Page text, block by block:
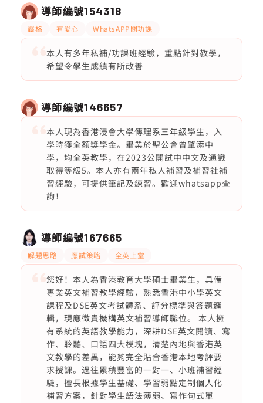
導師編號154318
嚴格 有愛心 WhatsAPP問功課
本人有多年私補/功課班經驗，重點針對教學，
希望令學生成績有所改善
導師編號146657
本人現為香港浸會大學傳理系三年級學生，入
學時獲全額獎學金。畢業於聖公會曾肇添中
學，均全英教學，在2023公開試中中文及通識
取得等級5。本人亦有兩年私人補習及補習社補
習經驗，可提供筆記及練習。歡迎whatsapp查
詢！
導師編號167665
解題思路 應試策略 全英上堂
您好！本人為香港教育大學碩士畢業生，具備
專業英文補習教學經驗，熟悉香港中小學英文
課程及DSE英文考試體系、評分標準與答題邏
輯，現應徵貴機構英文補習導師職位。 本人擁
有系統的英語教學能力，深耕DSE英文閱讀、寫
作、聆聽、口語四大模塊，清楚內地與香港英
文教學的差異，能夠完全貼合香港本地考評要
求授課。過往累積豐富的一對一、小班補習經
驗，擅長根據學生基礎、學習弱點定制個人化
補習方案，針對學生語法薄弱、寫作句式單